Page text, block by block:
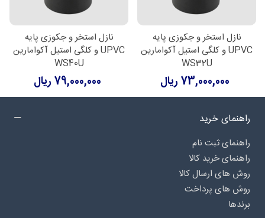
نازل استخر و جکوزی پایه
UPVC و کلگی استیل آکوامارین
WS32U
73,000,000 ریال
نازل استخر و جکوزی پایه
UPVC و کلگی استیل آکوامارین
WS40U
79,000,000 ریال
راهنمای خرید
راهنمای ثبت نام
راهنمای خرید کالا
روش های ارسال کالا
روش های پرداخت
برندها